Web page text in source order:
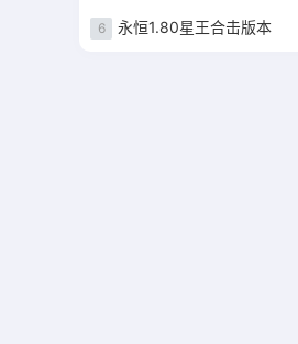
6 永恒1.80星王合击版本